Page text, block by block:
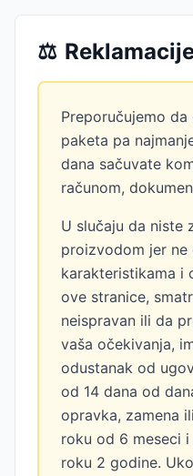
⚖️
Preporučujemo
paketa pa
dana sačuvate
računom,
U slučaju da niste
proizvodom jer ne
karakteristikama i
ove stranice,
neispravan ili da
vaša očekivanja,
odustanak od
od 14 dana od
opravka, zamena
roku od 6 meseci
roku 2 godine.